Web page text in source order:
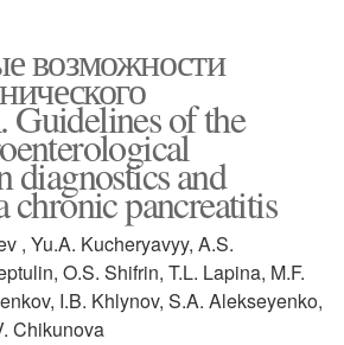
возможности
Guidelines of the
diagnostics and
chronic pancreatitis
, Yu.A. Kucheryavyy, A.S.
O.S. Shifrin, T.L. Lapina, M.F.
I.B. Khlynov, S.A. Alekseyenko,
Chikunova